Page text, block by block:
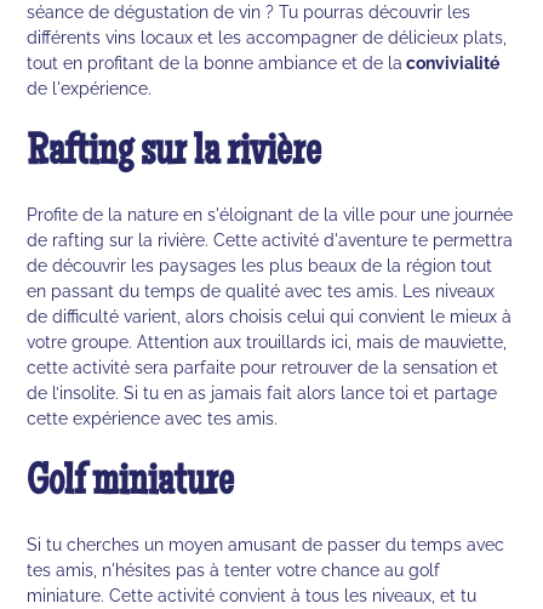
séance de dégustation de vin ? Tu pourras découvrir les
différents vins locaux et les accompagner de délicieux plats,
tout en profitant de la bonne ambiance et de la convivialité
de l'expérience.
Rafting sur la rivière
Profite de la nature en s'éloignant de la ville pour une journée
de rafting sur la rivière. Cette activité d'aventure te permettra
de découvrir les paysages les plus beaux de la région tout
en passant du temps de qualité avec tes amis. Les niveaux
de difficulté varient, alors choisis celui qui convient le mieux à
votre groupe. Attention aux trouillards ici, mais de mauviette,
cette activité sera parfaite pour retrouver de la sensation et
de l’insolite. Si tu en as jamais fait alors lance toi et partage
cette expérience avec tes amis.
Golf miniature
Si tu cherches un moyen amusant de passer du temps avec
tes amis, n'hésites pas à tenter votre chance au golf
miniature. Cette activité convient à tous les niveaux, et tu